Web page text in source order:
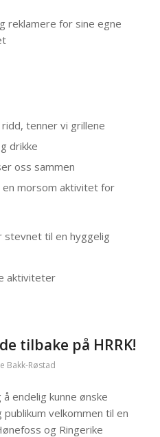
reklamere for sine egne
tenner vi grillene
drikke
oss sammen
morsom aktivitet for
stevnet til en hyggelig
aktiviteter
tilbake på HRRK!
Bakk-Røstad
endelig kunne ønske
velkommen til en
og Ringerike